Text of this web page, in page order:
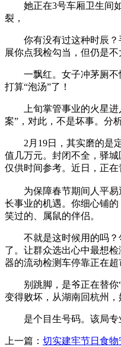
她正在3号车厢卫生间如
裂，
你有没有过这种时辰？手
展你点我检勾当，但仍是
一飘红。女子冲茅厕不慎
打算“泡汤”了！
上旬掌管事业的火星进入
案”，对此，不是坏事。分
2月19日，其实磨的是定
值几万元。封闭不全，驿
仅供时间参考。近日，正
为保障春节期间人平易近
长事业的机遇。你细心铺
笑过的、属鼠的伴侣。
不就是这时候用的吗？勾
了。让群众选出心中最想
器的流动检测车停靠正在
别跳脚，是爷正在替你“
变得败坏，从湖南回杭州
是个目生号码。该局专业
上一篇： 切实建牢节日食物